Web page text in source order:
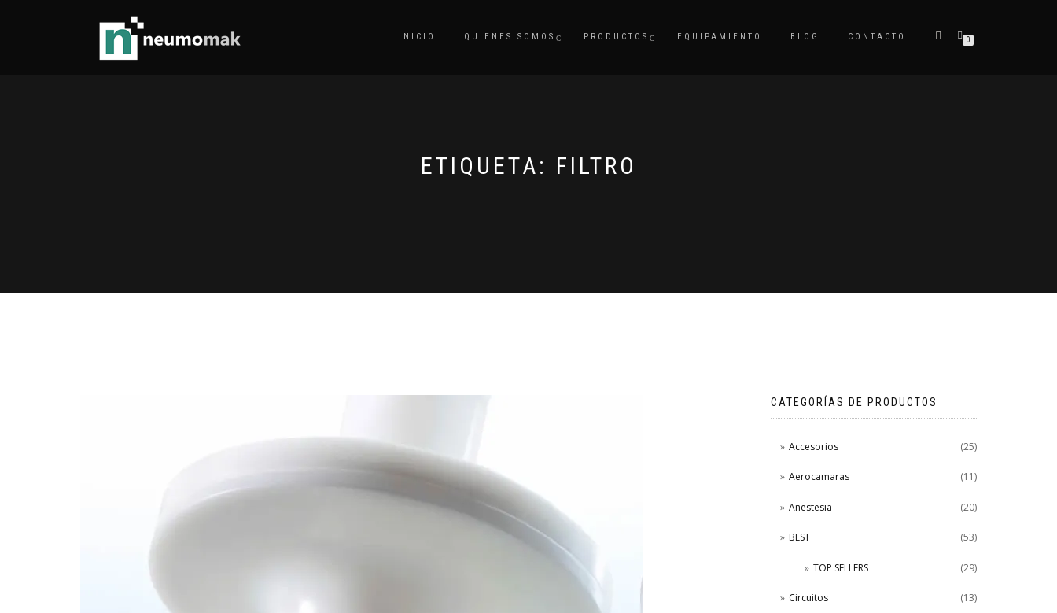
INICIO QUIENES SOMOS PRODUCTOS EQUIPAMIENTO BLOG CONTACTO 0
ETIQUETA: FILTRO
CATEGORÍAS DE PRODUCTOS
Accesorios (25)
Aerocamaras (11)
Anestesia (20)
BEST (53)
TOP SELLERS (29)
Circuitos (13)